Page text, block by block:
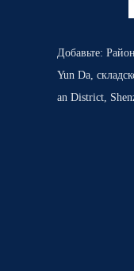
Добавьте:
Yun Da,
an District,